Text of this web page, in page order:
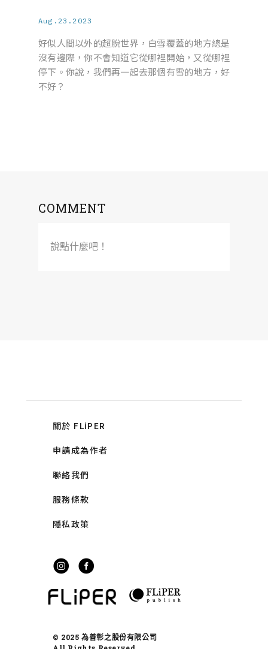
Aug.23.2023
好似人間以外的超脫世界，白雪覆蓋的地方總是
沒有邊際，你不會知道它從哪裡開始，又從哪裡
停下。你說，我們再一起去那個有雪的地方，好
不好？
COMMENT
說點什麼吧！
關於 FLiPER
申請成為作者
聯絡我們
服務條款
隱私政策
© 2025 為善彰之股份有限公司